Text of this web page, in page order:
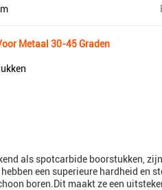
Metaal 30-45 Graden
als spotcarbide boorstukken,
een superieure hardheid en
boren.Dit maakt ze een